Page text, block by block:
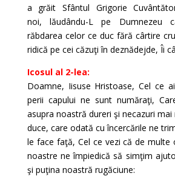
a grăit Sfântul Grigorie
noi, lăudându-L pe Dumnezeu
răbdarea celor ce duc fără cârtire
ridică pe cei căzuţi în deznădejde, Îi
Icosul al 2-lea:
Doamne, Iisuse Hristoase, Cel ce
perii capului ne sunt număraţi,
asupra noastră dureri şi necazuri
duce, care odată cu încercările ne
le face faţă, Cel ce vezi că de multe
noastre ne împiedică să simţim
şi puţina noastră rugăciune: